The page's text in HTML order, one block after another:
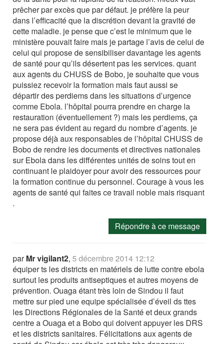
prêcher par excès que par défaut. je préfère la peur
dans l’efficacité que la discrétion devant la gravité de
cette maladie. je pense que c’est le minimum que le
ministère pouvait faire mais je partage l’avis de celui de
celui qui propose de sensibiliser davantage les agents
de santé pour qu’ils désertent pas les services. quant
aux agents du CHUSS de Bobo, je souhaite que vous
puissiez recevoir la formation mais faut aussi se
départir des perdiems dans les situations d’urgence
comme Ebola. l’hôpital pourra prendre en charge la
restauration (éventuellement ?) mais les perdiems, ça
ne sera pas évident au regard du nombre d’agents. je
propose déjà aux responsables de l’hôpital CHUSS de
Bobo de rendre les documents et directives nationales
sur Ebola dans les différentes unités de soins tout en
continuant le plaidoyer pour avoir des ressources pour
la formation continue du personnel. Courage à vous les
agents de santé qui faites ce travail noble mais risquant
.
Répondre à ce message
parMr vigilant2,5 décembre 2014 12:12
équiper ts les districts en matériels de lutte contre ebola
surtout les produits antiseptiques et autres moyens de
prévention. Ouaga étant très loin de Sindou il faut
mettre sur pied une equipe spécialisée d’éveil ds ttes
les Directions Régionales de la Santé et deux grands
centre a Ouaga et a Bobo qui doivent appuyer les DRS
et les districts sanitaires. Félicitations aux agents de